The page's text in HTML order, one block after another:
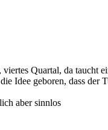
viertes Quartal, da taucht
Idee geboren, dass der
aber sinnlos